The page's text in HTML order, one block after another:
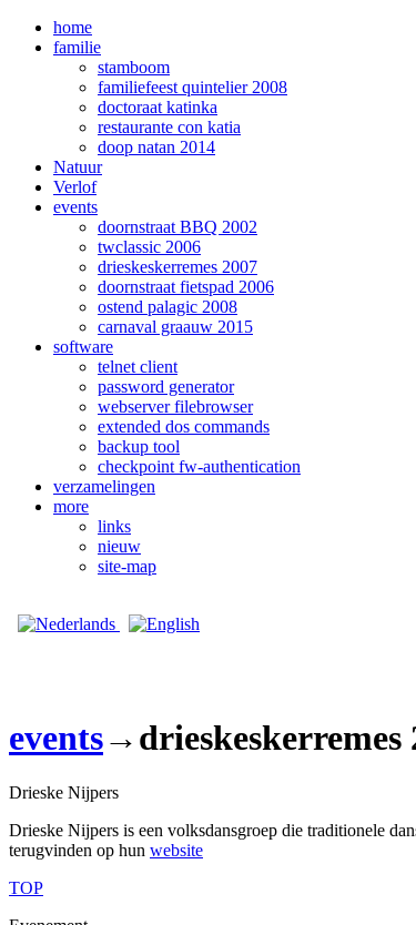
home
familie
stamboom
familiefeest quintelier 2008
doctoraat katinka
restaurante con katia
doop natan 2014
Natuur
Verlof
events
doornstraat BBQ 2002
twclassic 2006
drieskeskerremes 2007
doornstraat fietspad 2006
ostend palagic 2008
carnaval graauw 2015
software
telnet client
password generator
webserver filebrowser
extended dos commands
backup tool
checkpoint fw-authentication
verzamelingen
more
links
nieuw
site-map
events→drieskeskerremes
Drieske Nijpers
Drieske Nijpers is een volksdansgroep die traditionele
terugvinden op hun website
TOP